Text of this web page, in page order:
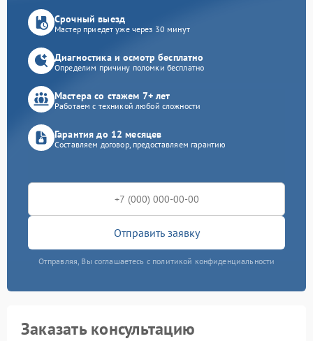
Срочный выезд
Мастер приедет уже через 30 минут
Диагностика и осмотр бесплатно
Определим причину поломки бесплатно
Мастера со стажем 7+ лет
Работаем с техникой любой сложности
Гарантия до 12 месяцев
Составляем договор, предоставляем гарантию
Отправить заявку
Отправляя, Вы соглашаетесь с политикой конфиденциальности
Заказать консультацию